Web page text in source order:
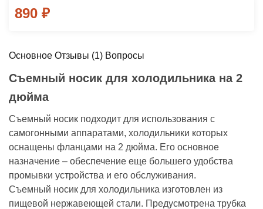
890 ₽
Основное Отзывы (1) Вопросы
Съемный носик для холодильника на 2
дюйма
Съемный носик подходит для использования с
самогонными аппаратами, холодильники которых
оснащены фланцами на 2 дюйма. Его основное
назначение – обеспечение еще большего удобства
промывки устройства и его обслуживания.
Съемный носик для холодильника изготовлен из
пищевой нержавеющей стали. Предусмотрена трубка